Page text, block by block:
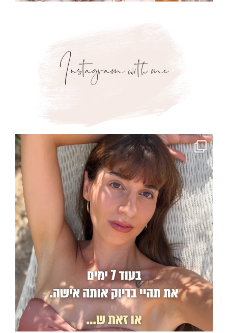
Instagram with me